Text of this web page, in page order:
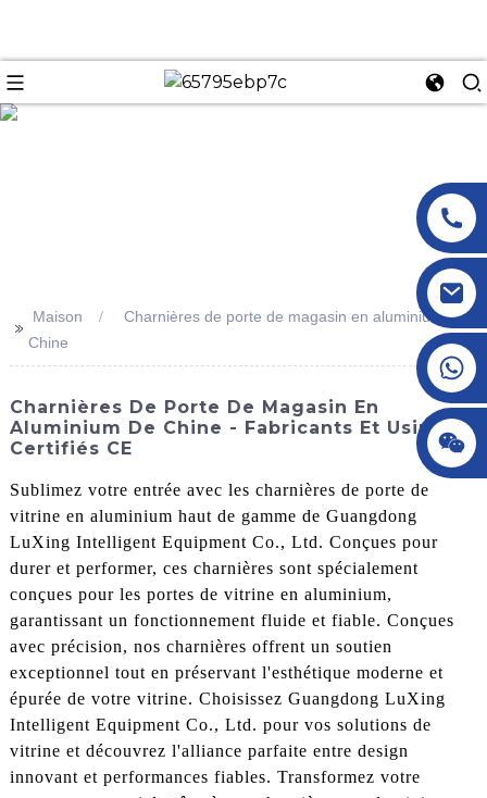
+86 18145770882
+86 18145770882
>>
Maison
Charnières de porte de magasin en aluminium de
Chine
Charnières De Porte De Magasin En
Aluminium De Chine - Fabricants Et Usines
Certifiés CE
Sublimez votre entrée avec les charnières de porte de
vitrine en aluminium haut de gamme de Guangdong
LuXing Intelligent Equipment Co., Ltd. Conçues pour
durer et performer, ces charnières sont spécialement
conçues pour les portes de vitrine en aluminium,
garantissant un fonctionnement fluide et fiable. Conçues
avec précision, nos charnières offrent un soutien
exceptionnel tout en préservant l'esthétique moderne et
épurée de votre vitrine. Choisissez Guangdong LuXing
Intelligent Equipment Co., Ltd. pour vos solutions de
vitrine et découvrez l'alliance parfaite entre design
innovant et performances fiables. Transformez votre